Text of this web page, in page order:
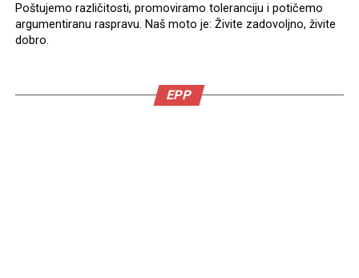
Poštujemo različitosti, promoviramo toleranciju i potičemo
argumentiranu raspravu. Naš moto je: Živite zadovoljno, živite
dobro.
EPP